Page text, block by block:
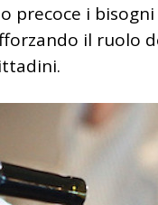
precoce i
il ruolo